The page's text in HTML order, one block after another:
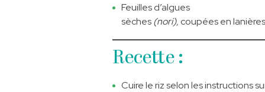
Feuilles d’algues
sèches(nori), coupées en lanières
Recette :
Cuire le riz selon les instructions